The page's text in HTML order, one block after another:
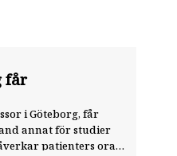
får
i Göteborg, får
annat för studier
patienters orala